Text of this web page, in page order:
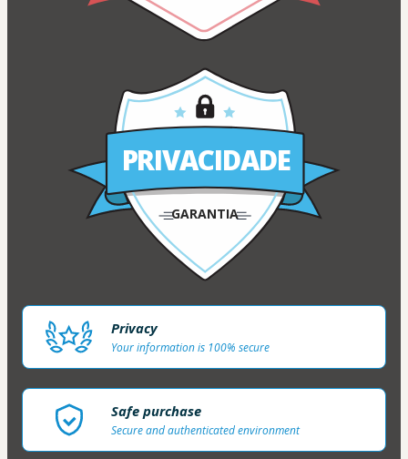
PRIVACIDADE
GARANTIA
Privacy
Your information is 100% secure
Safe purchase
Secure and authenticated environment